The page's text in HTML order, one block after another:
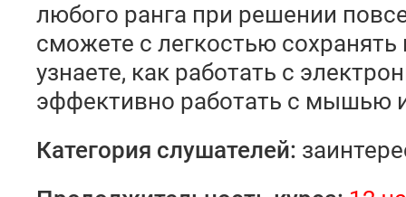
любого ранга при решении
сможете с легкостью
узнаете, как работать с
эффективно работать с мышью
Категория слушателей: